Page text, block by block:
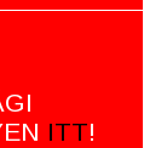
ITT!